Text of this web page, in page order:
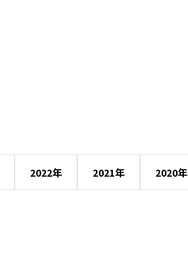
2022年 2021年 2020年